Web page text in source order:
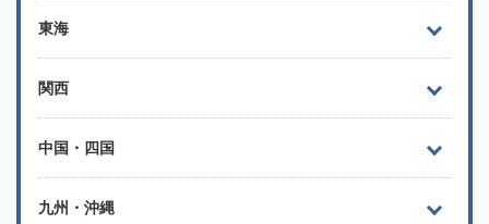
東海
関西
中国・四国
九州・沖縄